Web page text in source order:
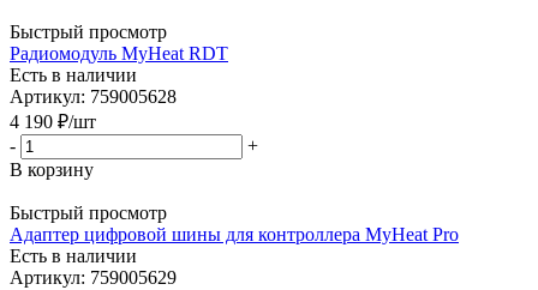
Быстрый просмотр
Радиомодуль MyHeat RDT
Есть в наличии
Артикул: 759005628
4 190 ₽/шт
-
+
В корзину
Быстрый просмотр
Адаптер цифровой шины для контроллера MyHeat Pro
Есть в наличии
Артикул: 759005629